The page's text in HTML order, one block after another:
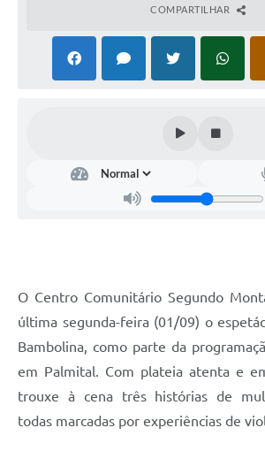
COMPARTILHAR
O Centro Comunitário Segundo
última segunda-feira (01/09) o
Bambolina, como parte da
em Palmital. Com plateia atenta e
trouxe à cena três histórias de
todas marcadas por experiências de